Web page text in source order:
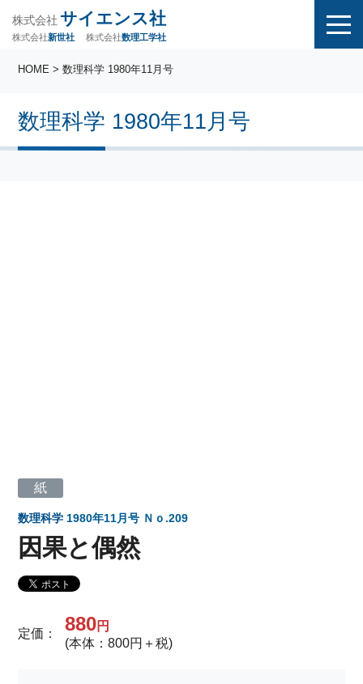
株式会社 サイエンス社
株式会社新世社 株式会社数理工学社
数理科学 1980年11月号
HOME > 数理科学 1980年11月号
紙
数理科学 1980年11月号 Ｎｏ.209
因果と偶然
定価： 880円
(本体：800円＋税)